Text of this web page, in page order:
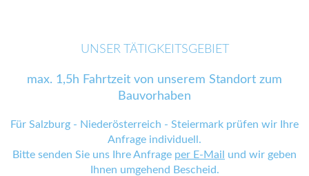
UNSER TÄTIGKEITSGEBIET
max. 1,5h Fahrtzeit von unserem Standort zum
Bauvorhaben
Für Salzburg - Niederösterreich - Steiermark prüfen wir Ihre
Anfrage individuell.
Bitte senden Sie uns Ihre Anfrage per E-Mail
und wir geben
Ihnen umgehend Bescheid.